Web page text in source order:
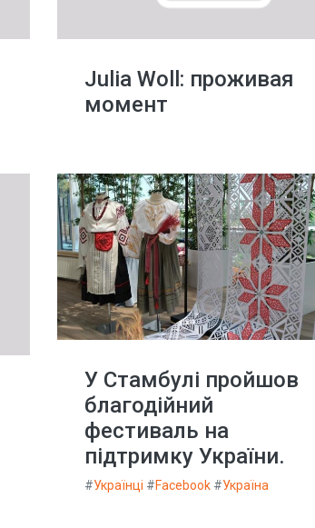
Julia Woll: проживая
момент
У Стамбулі пройшов
благодійний
фестиваль на
підтримку України.
#Українці #Facebook #Україна